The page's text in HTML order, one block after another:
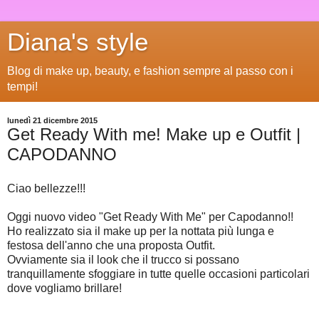
Diana's style
Blog di make up, beauty, e fashion sempre al passo con i
tempi!
lunedì 21 dicembre 2015
Get Ready With me! Make up e Outfit |
CAPODANNO
Ciao bellezze!!!
Oggi nuovo video "Get Ready With Me" per Capodanno!!
Ho realizzato sia il make up per la nottata più lunga e
festosa dell'anno che una proposta Outfit.
Ovviamente sia il look che il trucco si possano
tranquillamente sfoggiare in tutte quelle occasioni particolari
dove vogliamo brillare!